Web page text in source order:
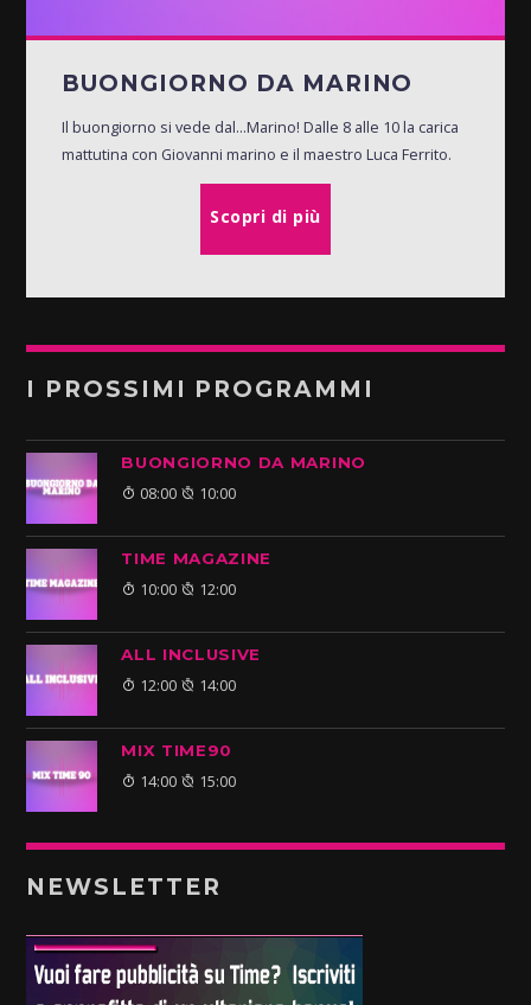
BUONGIORNO DA MARINO
Il buongiorno si vede dal...Marino! Dalle 8 alle 10 la carica
mattutina con Giovanni marino e il maestro Luca Ferrito.
Scopri di più
I PROSSIMI PROGRAMMI
BUONGIORNO DA MARINO
08:00 10:00
TIME MAGAZINE
10:00 12:00
ALL INCLUSIVE
12:00 14:00
MIX TIME90
14:00 15:00
NEWSLETTER